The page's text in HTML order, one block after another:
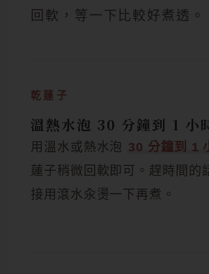
回軟，等一下比較好煮透。
乾蓮子
溫熱水泡 30 分鐘到 1 小
用溫水或熱水泡 30 分鐘到 1
蓮子稍微回軟即可。趕時間的
接用滾水汆燙一下再煮。